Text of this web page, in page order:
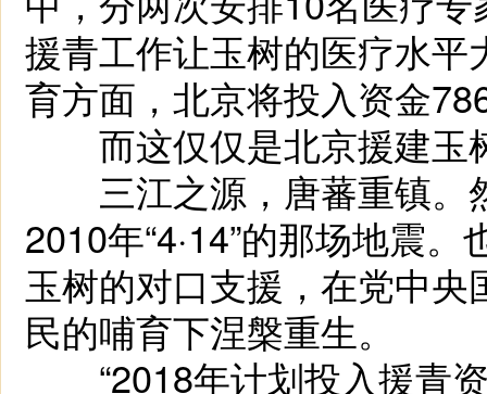
援青工作让玉树的医疗水
育方面，北京将投入资金
而这仅仅是北京援建玉
三江之源，唐蕃重镇。
2010年“4·14”的那场地震
玉树的对口支援，在党中
民的哺育下涅槃重生。
“2018年计划投入援青资